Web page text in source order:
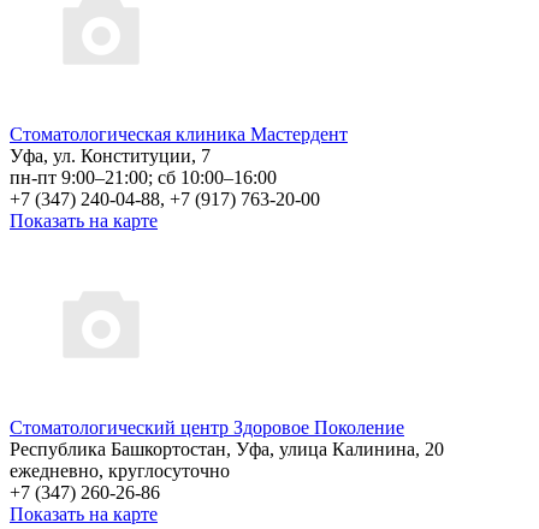
Стоматологическая клиника Мастердент
Уфа, ул. Конституции, 7
пн-пт 9:00–21:00; сб 10:00–16:00
+7 (347) 240-04-88, +7 (917) 763-20-00
Показать на карте
Стоматологический центр Здоровое Поколение
Республика Башкортостан, Уфа, улица Калинина, 20
ежедневно, круглосуточно
+7 (347) 260-26-86
Показать на карте